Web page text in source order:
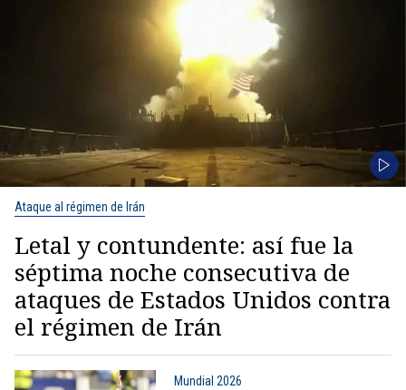
Ataque al régimen de Irán
Letal y contundente: así fue la
séptima noche consecutiva de
ataques de Estados Unidos contra
el régimen de Irán
Mundial 2026